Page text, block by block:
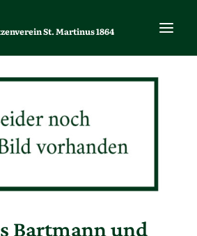
St. Martinus 1864
Bartmann und